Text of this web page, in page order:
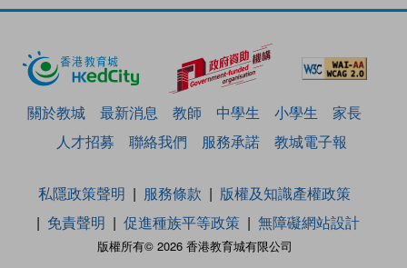
關於教城 最新消息 教師 中學生 小學生
家長
人才招募
聯絡我們 服務承諾 教城電子報
版權所有© 2026 香港教育城有限公司
私隱政策聲明 服務條款
版權及知識產權政策
免責聲明
促進種族平等政策 無障礙網站設計